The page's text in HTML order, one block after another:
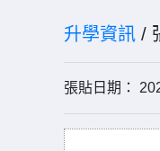
升學資訊 /
張貼日期：